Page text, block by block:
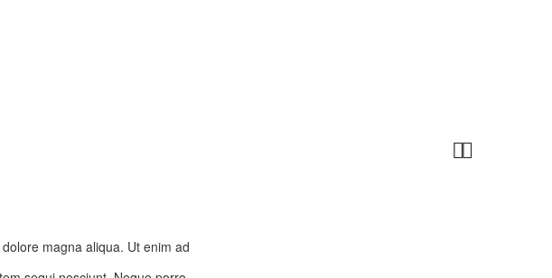

magna aliqua. Ut enim ad